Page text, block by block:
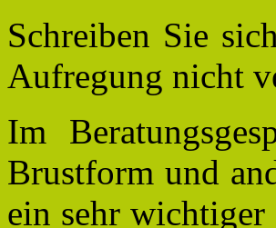
Schreiben Sie
Aufregung nicht
Im
Brustform und
ein sehr wichtiger